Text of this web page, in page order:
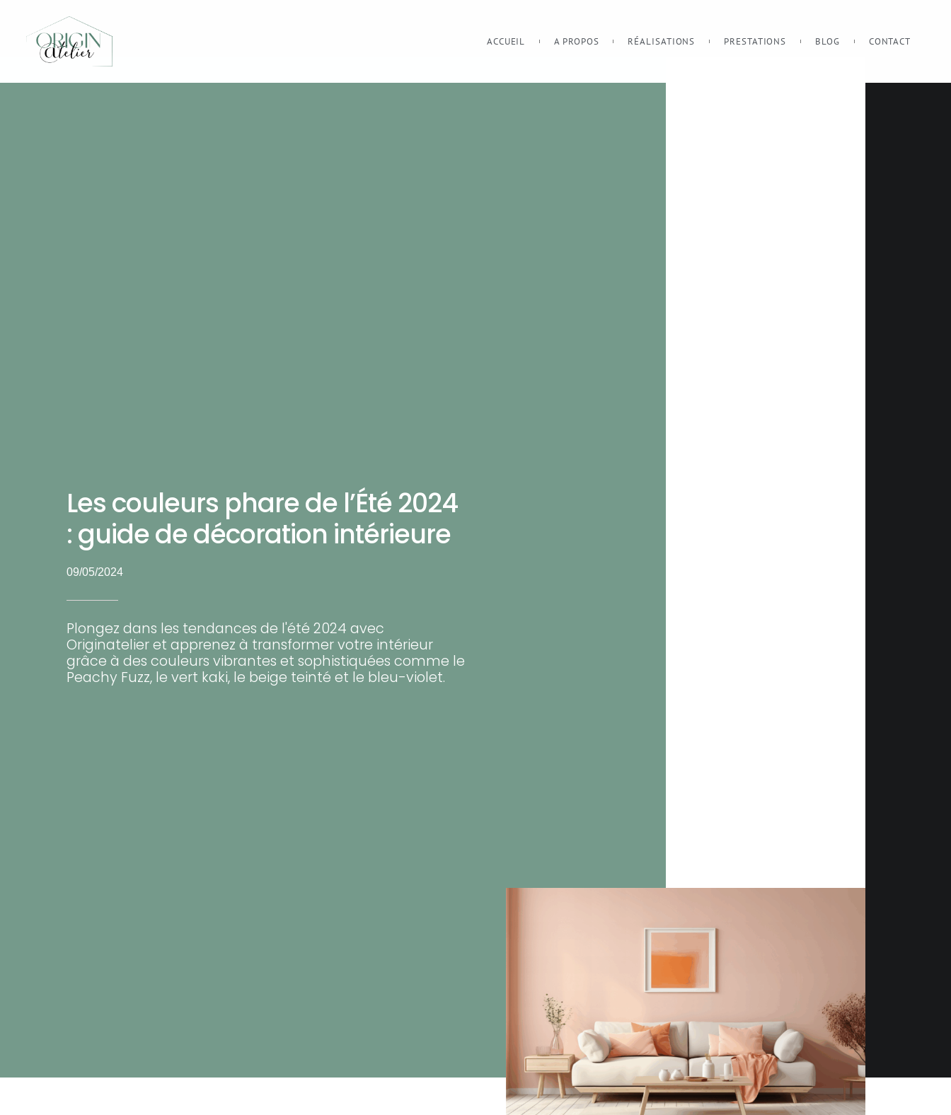
ACCUEIL A PROPOS RÉALISATIONS PRESTATIONS BLOG CONTACT
Les couleurs phare de l’Été 2024
: guide de décoration intérieure
09/05/2024
Plongez dans les tendances de l'été 2024 avec
Originatelier et apprenez à transformer votre intérieur
grâce à des couleurs vibrantes et sophistiquées comme le
Peachy Fuzz, le vert kaki, le beige teinté et le bleu-violet.